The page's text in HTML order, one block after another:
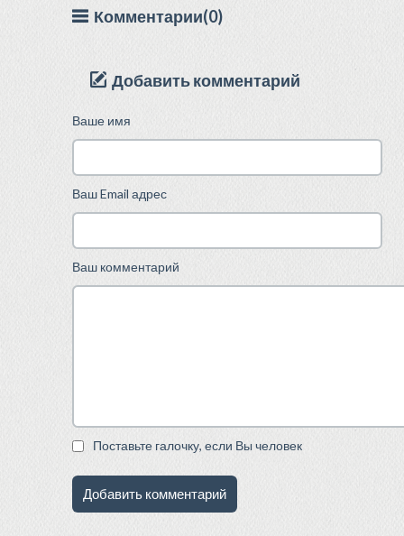
Комментарии(0)
Добавить комментарий
Ваше имя
Ваш Email адрес
Ваш комментарий
Поставьте галочку, если Вы человек